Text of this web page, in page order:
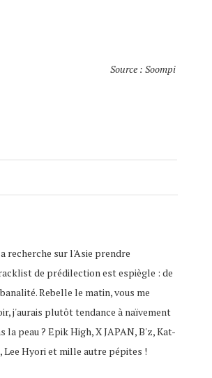
Source : Soompi
recherche sur l'Asie prendre
de prédilection est espiègle : de
Rebelle le matin, vous me
j'aurais plutôt tendance à naïvement
la peau ? Epik High, X JAPAN, B'z, Kat-
Lee Hyori et mille autre pépites !